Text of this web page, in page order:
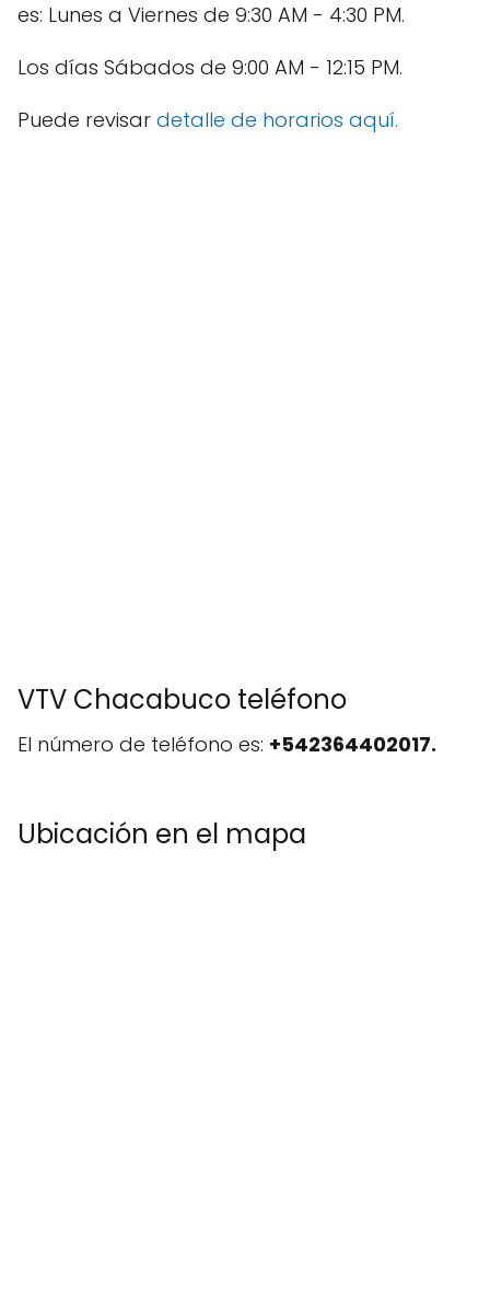
es: Lunes a Viernes de 9:30 AM - 4:30 PM.
Los días Sábados de 9:00 AM - 12:15 PM.
Puede revisar detalle de horarios aquí.
VTV Chacabuco teléfono
El número de teléfono es: +542364402017.
Ubicación en el mapa